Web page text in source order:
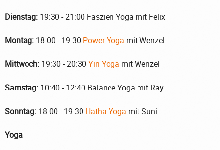
Dienstag: 19:30 - 21:00 Faszien Yoga mit Felix
Montag: 18:00 - 19:30 Power Yoga mit Wenzel
Mittwoch: 19:30 - 20:30 Yin Yoga mit Wenzel
Samstag: 10:40 - 12:40 Balance Yoga mit Ray
Sonntag: 18:00 - 19:30 Hatha Yoga mit Suni
Yoga